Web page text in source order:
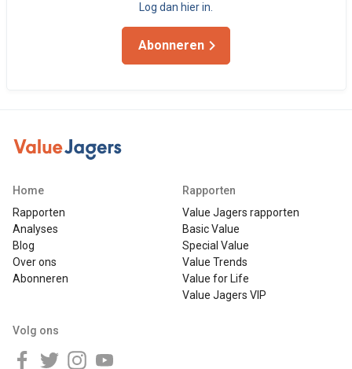
Log dan hier in.
Abonneren
Home
Rapporten
Analyses
Blog
Over ons
Abonneren
Rapporten
Value Jagers rapporten
Basic Value
Special Value
Value Trends
Value for Life
Value Jagers VIP
Volg ons